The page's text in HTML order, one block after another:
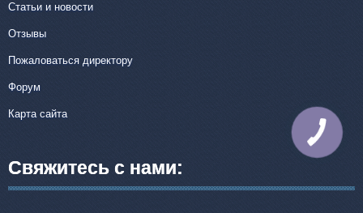
Статьи и новости
Отзывы
Пожаловаться директору
Форум
Карта сайта
Свяжитесь с нами:
КНОПКА
СВЯЗИ